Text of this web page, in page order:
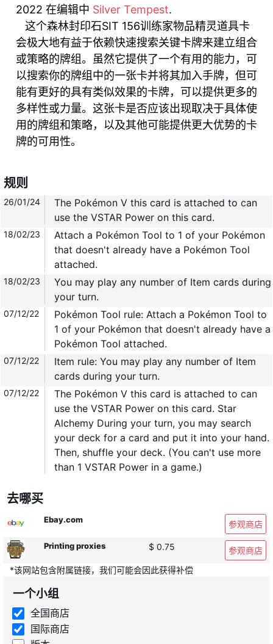
2022 在编辑中 Silver Tempest.
这个森林封印石SIT 156训练家物品精灵道具卡
会极大地有益于依赖快速搜索关键卡牌来建立组合
或策略的牌组。虽然它提供了一个有用的能力，可
以搜索你的牌组中的一张卡并将其加入手牌，但可
能有更好的具有类似效果的卡牌，可以提供更多的
多样性或力量。这张卡是否应该出现取决于具体使
用的牌组和策略，以及其他可能提供更大优势的卡
牌的可用性。
规则
26/01/24
The Pokémon V this card is attached to can
use the VSTAR Power on this card.
18/02/23
Attach a Pokémon Tool to 1 of your Pokémon
that doesn't already have a Pokémon Tool
attached.
18/02/23
You may play any number of Item cards during
your turn.
07/12/22
Pokémon Tool rule: Attach a Pokémon Tool to
1 of your Pokémon that doesn't already have a
Pokémon Tool attached.
07/12/22
Item rule: You may play any number of Item
cards during your turn.
07/12/22
The Pokémon V this card is attached to can
use the VSTAR Power on this card. Star
Alchemy During your turn, you may search
your deck for a card and put it into your hand.
Then, shuffle your deck. (You can't use more
than 1 VSTAR Power in a game.)
去哪买
Ebay.com 参观商店
Printing proxies $ 0.75
参观商店
*该网站包含附属链接，我们可能会因此获得补偿
一个小组
全国商店
国际商店